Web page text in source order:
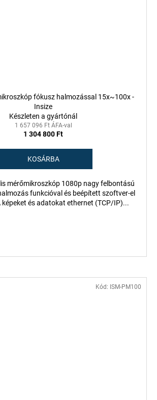
fókusz halmozással 15x~100x -
Insize
Készleten a gyártónál
1 657 096 Ft ÁFA-val
1 304 800 Ft
KOSÁRBA
mérőmikroszkóp 1080p nagy felbontású
funkcióval és beépített szoftver-el
képeket és adatokat ethernet (TCP/IP)...
Kód: ISM-PM100